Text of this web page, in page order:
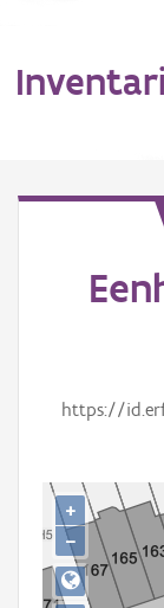
Erfgoedobject
Gebeurtenis
Persoon of collectief
Downloads
https://
+
−